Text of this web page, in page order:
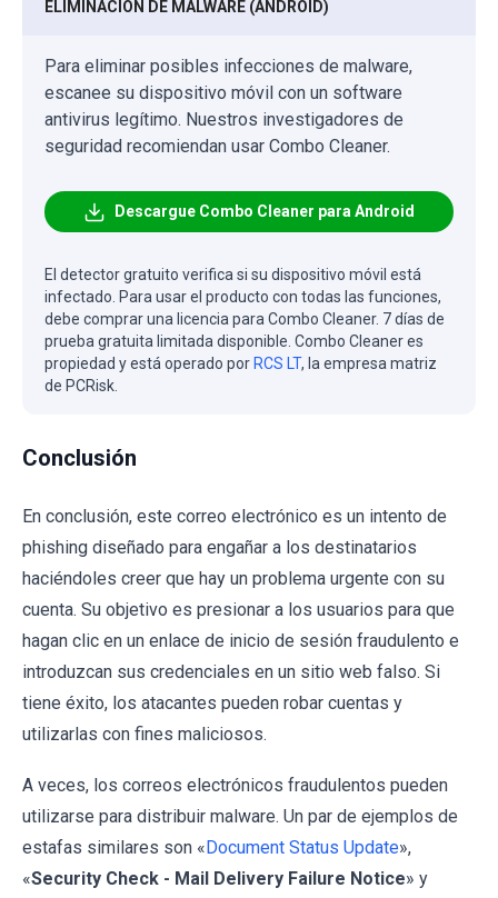
ELIMINACIÓN DE MALWARE (ANDROID)
Para eliminar posibles infecciones de malware,
escanee su dispositivo móvil con un software
antivirus legítimo. Nuestros investigadores de
seguridad recomiendan usar Combo Cleaner.
Descargue Combo Cleaner para Android
El detector gratuito verifica si su dispositivo móvil está
infectado. Para usar el producto con todas las funciones,
debe comprar una licencia para Combo Cleaner. 7 días de
prueba gratuita limitada disponible. Combo Cleaner es
propiedad y está operado por RCS LT, la empresa matriz
de PCRisk.
Conclusión
En conclusión, este correo electrónico es un intento de
phishing diseñado para engañar a los destinatarios
haciéndoles creer que hay un problema urgente con su
cuenta. Su objetivo es presionar a los usuarios para que
hagan clic en un enlace de inicio de sesión fraudulento e
introduzcan sus credenciales en un sitio web falso. Si
tiene éxito, los atacantes pueden robar cuentas y
utilizarlas con fines maliciosos.
A veces, los correos electrónicos fraudulentos pueden
utilizarse para distribuir malware. Un par de ejemplos de
estafas similares son « Document Status Update»,
«Security Check - Mail Delivery Failure Notice» y